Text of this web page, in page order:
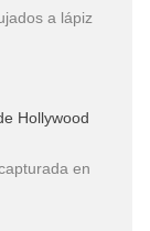
a lápiz
Hollywood
en